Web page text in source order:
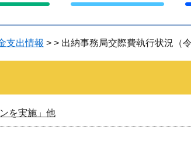
じ
る
支出情報 > > 出納事務局交際費執行状況（
を実施」他